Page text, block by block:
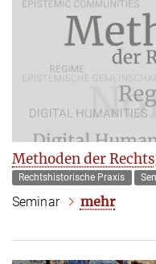
Methoden der
Rechtshistorische Praxis
Seminar mehr